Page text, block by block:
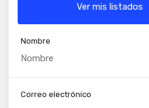
Ver mis listados
Nombre
Correo electrónico